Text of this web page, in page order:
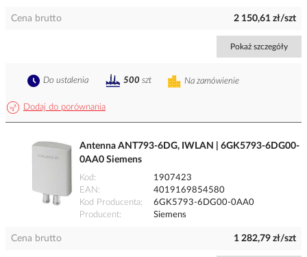
Cena brutto 2 150,61 zł/szt
Pokaż szczegóły
Dodaj do porównania
Na zamówienie
Do ustalenia 500 szt
Antenna ANT793-6DG, IWLAN | 6GK5793-6DG00-
0AA0 Siemens
Kod
1907423
EAN
4019169854580
Kod Producenta
6GK5793-6DG00-0AA0
Producent
Siemens
Cena brutto 1 282,79 zł/szt